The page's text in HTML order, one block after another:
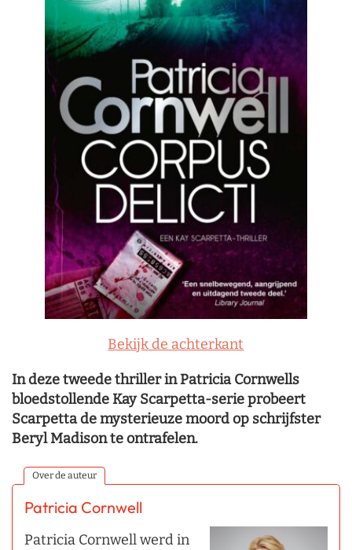
Bekijk de achterkant
In deze tweede thriller in Patricia Cornwells
bloedstollende Kay Scarpetta-serie probeert
Scarpetta de mysterieuze moord op schrijfster
Beryl Madison te ontrafelen.
Over de auteur
Patricia Cornwell
Patricia Cornwell werd in